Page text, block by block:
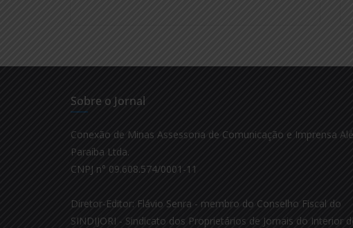
Sobre o Jornal
Conexão de Minas Assessoria de Comunicação e Imprensa
Paraíba Ltda.
CNPJ n° 09.608.574/0001-11
Diretor-Editor: Flávio Senra - membro do Conselho Fiscal do
SINDIJORI - Sindicato dos Proprietários de Jornais do Interior